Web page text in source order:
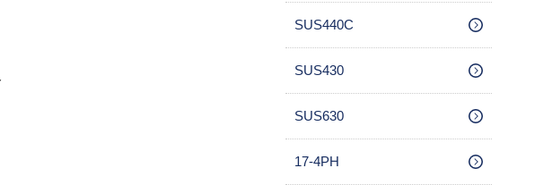
SUS440C
SUS430
SUS630
17-4PH